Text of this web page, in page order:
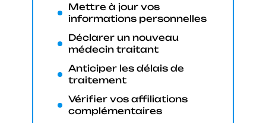
Mettre à jour vos
informations personnelles
Déclarer un nouveau
médecin traitant
Anticiper les délais de
traitement
Vérifier vos affiliations
complémentaires